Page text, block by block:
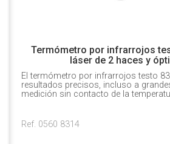
Termómetro por infrarrojos
láser de 2 haces y
El termómetro por infrarrojos testo
resultados precisos, incluso a
medición sin contacto de la
Ref. 0560 8314